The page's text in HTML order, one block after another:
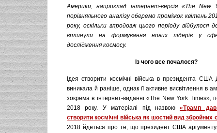
Америки, наприклад інтернет-версія «The New
порівняльного аналізу оберемо проміжок квітень
року, оскільки впродовж цього періоду відбулося
вплинули на формування нових лідерів у
дослідження космосу.
Із чого все почалося?
Ідея створити космічні війська в президента
виникала й раніше, однак її активне висвітлення в
зокрема в інтернет-виданні «The New York Times»,
2018 року. У матеріалі під назвою«Трамп
створити космічні війська як шостий вид збройних
2018 йдеться про те, що президент США